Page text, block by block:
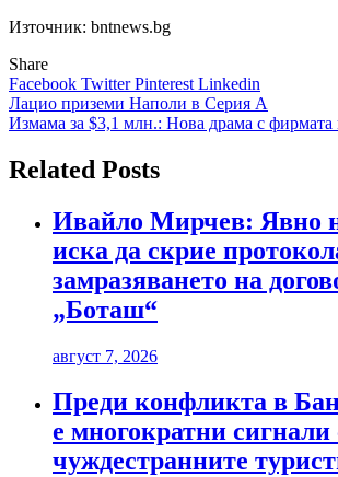
Източник: bntnews.bg
Share
Facebook TwitterPinterest Linkedin
Навигация
Лацио приземи Наполи в Серия А
Измама за $3,1 млн.: Нова драма с
Related Posts
Ивайло Мирчев: Явно
иска да скрие
замразяването на
„Боташ“
август 7, 2026
Преди конфликта в
е многократни
чуждестранните